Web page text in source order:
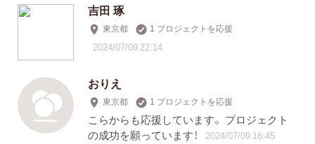
吉田 琢
東京都 1 プロジェクトを応援
2024/07/09 22:14
おりえ
東京都 1 プロジェクトを応援
こらからも応援しています。 プロジェクト
の成功を願っています！
2024/07/09 16:45